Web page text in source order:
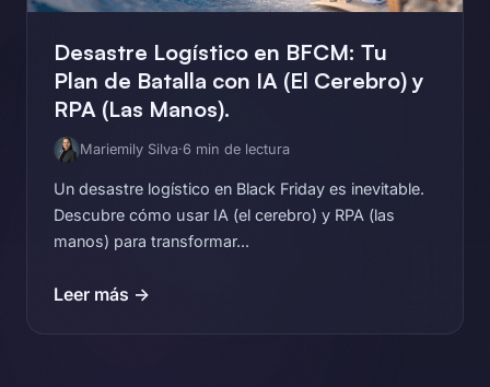
Desastre Logístico en BFCM: Tu
Plan de Batalla con IA (El Cerebro) y
RPA (Las Manos).
Mariemily Silva·6 min de lectura
Un desastre logístico en Black Friday es inevitable.
Descubre cómo usar IA (el cerebro) y RPA (las
manos) para transformar...
Leer más →